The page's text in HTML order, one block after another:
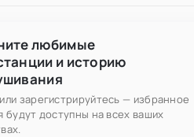
любимые
и историю
зарегистрируйтесь — избранное
будут доступны на всех ваших